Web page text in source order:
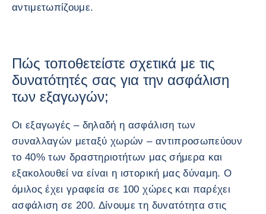
αντιμετωπίζουμε.
Πώς τοποθετείστε σχετικά με τις
δυνατότητές σας για την ασφάλιση
των εξαγωγών;
Οι εξαγωγές – δηλαδή η ασφάλιση των
συναλλαγών μεταξύ χωρών – αντιπροσωπεύουν
το 40% των δραστηριοτήτων μας σήμερα και
εξακολουθεί να είναι η ιστορική μας δύναμη. Ο
όμιλος έχει γραφεία σε 100 χώρες και παρέχει
ασφάλιση σε 200. Δίνουμε τη δυνατότητα στις